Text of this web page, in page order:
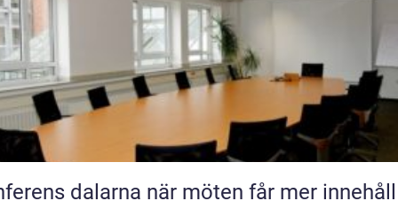
Konferens dalarna när möten får mer innehåll